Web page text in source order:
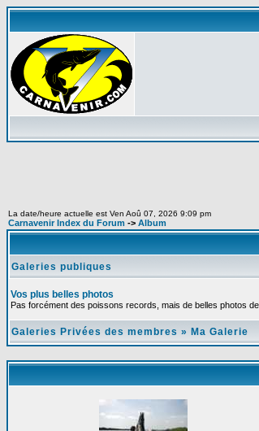
La date/heure actuelle est Ven Aoû 07, 2026 9:09 pm
Carnavenir Index du Forum -> Album
Galeries publiques
Vos plus belles photos
Pas forcément des poissons records, mais de belles photos
Galeries Privées des membres » Ma Galerie